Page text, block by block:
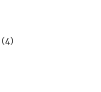
(4)